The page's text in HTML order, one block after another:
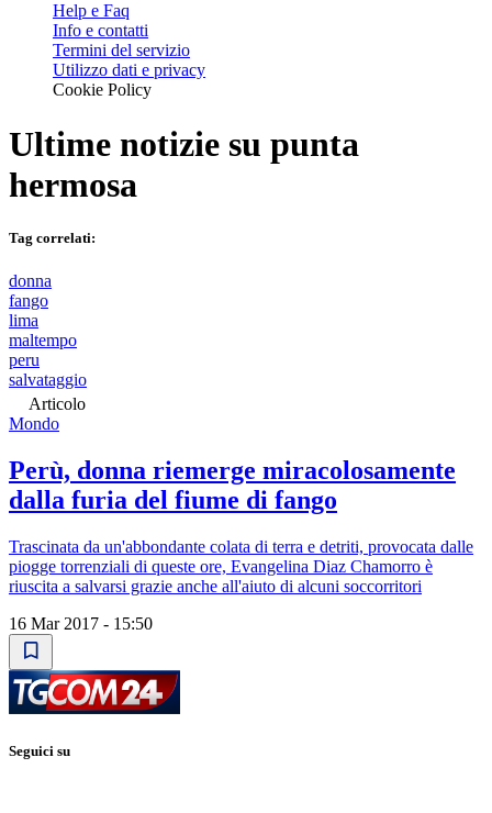
Help e Faq
Info e contatti
Termini del servizio
Utilizzo dati e privacy
Cookie Policy
Ultime notizie su punta
hermosa
Tag correlati:
donna
fango
lima
maltempo
peru
salvataggio
Articolo
Mondo
Perù, donna riemerge miracolosamente
dalla furia del fiume di fango
Trascinata da un'abbondante colata di terra e detriti, provocata dalle
piogge torrenziali di queste ore, Evangelina Diaz Chamorro è
riuscita a salvarsi grazie anche all'aiuto di alcuni soccorritori
16 Mar 2017 - 15:50
Seguici su